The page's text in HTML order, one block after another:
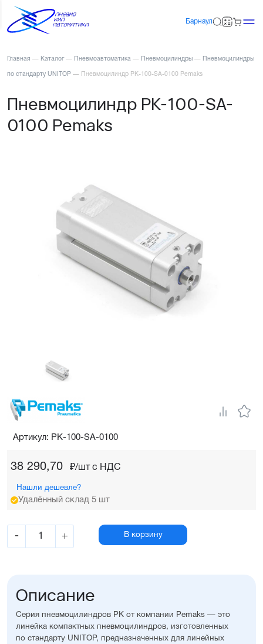
Барнаул
Главная — Каталог — Пневмоавтоматика — Пневмоцилиндры — Пневмоцилиндры
по стандарту UNITOP — Пневмоцилиндр PK-100-SA-0100 Pemaks
Пневмоцилиндр PK-100-SA-
0100 Pemaks
38 290,70 ₽/шт c НДС
Нашли дешевле?
Удалённый склад 5 шт
- + В корзину
Артикул: PK-100-SA-0100
Описание
Серия пневмоцилиндров PK от компании Pemaks — это
линейка компактных пневмоцилиндров, изготовленных
по стандарту UNITOP, предназначенных для линейных